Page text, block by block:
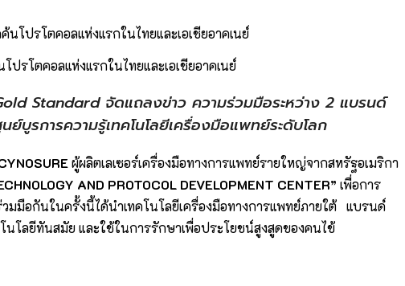
รโตคอลแห่งแรกในไทยและเอเชียอาคเนย์
Standard จัดแถลงข่าว ความร่วมมือระหว่าง 2 แบรนด์
ย์บูรการความรู้เทคโนโลยีเครื่องมือแพทย์ระดับโลก
ผู้ผลิตเลเซอร์เครื่องมือทางการแพทย์รายใหญ่จากสหรัฐอเมริกา
AND PROTOCOL DEVELOPMENT CENTER” เพื่อการ
มือกันในครั้งนี้ได้นำเทคโนโลยีเครื่องมือทางการแพทย์ภายใต้ แบรนด์
นโลยีทันสมัย และใช้ในการรักษาเพื่อประโยชน์สูงสูดของคนไข้